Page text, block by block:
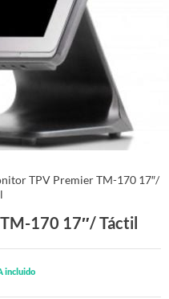
TPV Premier TM-170 17″/
170 17″/ Táctil
incluido